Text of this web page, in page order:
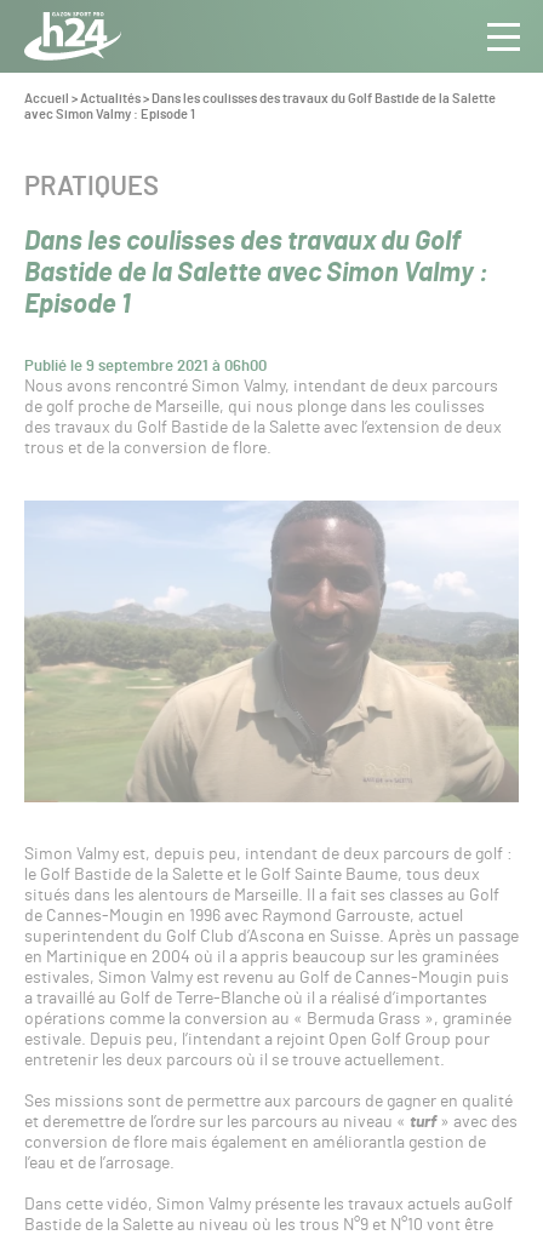
Panneau de gestion des cookies
Aller au contenu
Toute
l’info
du Gazon
Vous
êtes
Accueil >Actualités> Dans les coulisses des travaux du Golf Bastide de la Salette
avec Simon Valmy : Episode 1
Dans les coulisses des travaux du Golf
Bastide de la Salette avec Simon Valmy :
Episode 1
Publié le 9 septembre 2021 à 06h00
CATÉGORIE :
PRATIQUES
Nous avons rencontré Simon Valmy, intendant de deux parcours
de golf proche de Marseille, qui nous plonge dans les coulisses
des travaux du Golf Bastide de la Salette avec l’extension de deux
trous et de la conversion de flore.
Simon Valmy est, depuis peu, intendant de deux parcours de golf :
le Golf Bastide de la Salette et le Golf Sainte Baume, tous deux
situés dans les alentours de Marseille. Il a fait ses classes au Golf
de Cannes-Mougin en 1996 avec Raymond Garrouste, actuel
superintendent du Golf Club d’Ascona en Suisse. Après un passage
en Martinique en 2004 où il a appris beaucoup sur les graminées
estivales, Simon Valmy est revenu au Golf de Cannes-Mougin puis
a travaillé au Golf de Terre-Blanche où il a réalisé d’importantes
opérations comme la conversion au « Bermuda Grass », graminée
estivale. Depuis peu, l’intendant a rejoint Open Golf Group pour
entretenir les deux parcours où il se trouve actuellement.
Ses missions sont de permettre aux parcours de gagner en qualité
et deremettre de l’ordre sur les parcours au niveau « turf» avec des
conversion de flore mais également en améliorantla gestion de
l’eau et de l’arrosage.
Dans cette vidéo, Simon Valmy présente les travaux actuels auGolf
Bastide de la Salette au niveau où les trous N°9 et N°10 vont être